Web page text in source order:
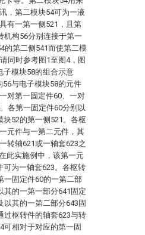
，第二模块54可为一液
有一第一侧521，且第
机构56分别连接于第一
的第二侧541而使第二模
同时参考图1至图4，图
子模块58的组合示意
56与电子模块58的元件
对第一固定件60、一对
各第一固定件60分别以
块52的第一侧521。各枢
元件与一第二元件，其
转轴621或一轴套623之
此实施例中，该第一元
可为一轴套623。各枢转
一固定件60的一第二部
其的一第一部分641固定
以其的一第二部分643固
过枢转件的轴套623与转
可相对于对应的第一固